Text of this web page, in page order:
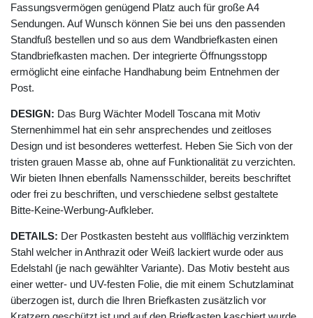
Fassungsvermögen genügend Platz auch für große A4
Sendungen. Auf Wunsch können Sie bei uns den passenden
Standfuß bestellen und so aus dem Wandbriefkasten einen
Standbriefkasten machen. Der integrierte Öffnungsstopp
ermöglicht eine einfache Handhabung beim Entnehmen der
Post.
DESIGN: Das Burg Wächter Modell Toscana mit Motiv
Sternenhimmel hat ein sehr ansprechendes und zeitloses
Design und ist besonderes wetterfest. Heben Sie Sich von der
tristen grauen Masse ab, ohne auf Funktionalität zu verzichten.
Wir bieten Ihnen ebenfalls Namensschilder, bereits beschriftet
oder frei zu beschriften, und verschiedene selbst gestaltete
Bitte-Keine-Werbung-Aufkleber.
DETAILS: Der Postkasten besteht aus vollflächig verzinktem
Stahl welcher in Anthrazit oder Weiß lackiert wurde oder aus
Edelstahl (je nach gewählter Variante). Das Motiv besteht aus
einer wetter- und UV-festen Folie, die mit einem Schutzlaminat
überzogen ist, durch die Ihren Briefkasten zusätzlich vor